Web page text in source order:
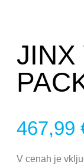
JINX
467,99
V cenah je